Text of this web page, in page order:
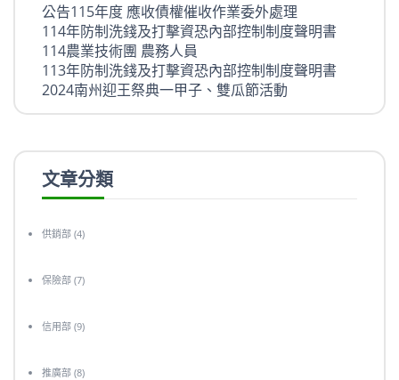
公告115年度 應收債權催收作業委外處理
114年防制洗錢及打擊資恐內部控制制度聲明書
114農業技術團 農務人員
113年防制洗錢及打擊資恐內部控制制度聲明書
2024南州迎王祭典一甲子、雙瓜節活動
文章分類
供銷部 (4)
保險部 (7)
信用部 (9)
推廣部 (8)